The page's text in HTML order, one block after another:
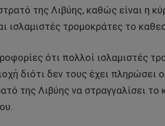
της Λιβύης, καθώς είναι η
ισλαμιστές τρομοκράτες το
ότι πολλοί ισλαμιστές
διότι δεν τους έχει πληρώσει
της Λιβύης να στραγγαλίσει